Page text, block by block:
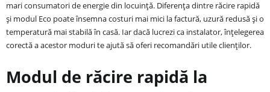
mari consumatori de energie din locuință. Diferența dintre răcire rapidă
și modul Eco poate însemna costuri mai mici la factură, uzură redusă și o
temperatură mai stabilă în casă. Iar dacă lucrezi ca instalator, înțelegerea
corectă a acestor moduri te ajută să oferi recomandări utile clienților.
Modul de răcire rapidă la